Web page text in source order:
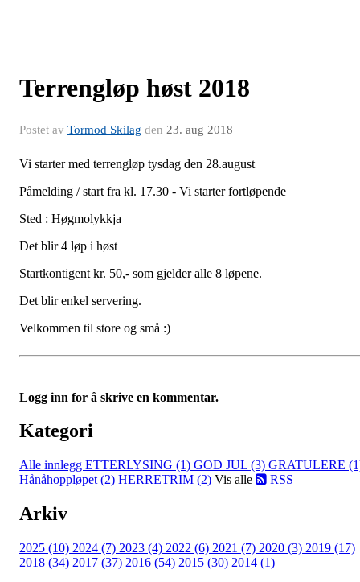
Terrengløp høst 2018
Postet av Tormod Skilag den 23. aug 2018
Vi starter med terrengløp tysdag den 28.august
Påmelding / start fra kl. 17.30 - Vi starter fortløpende
Sted : Høgmolykkja
Det blir 4 løp i høst
Startkontigent kr. 50,- som gjelder alle 8 løpene.
Det blir enkel servering.
Velkommen til store og små :)
Logg inn for å skrive en kommentar.
Kategori
Alle innlegg ETTERLYSING (1) GOD JUL (3) GRATULERE
Hånåhoppløpet (2) HERRETRIM (2) Vis alle RSS
Arkiv
2025 (10) 2024 (7) 2023 (4) 2022 (6) 2021 (7) 2020 (3) 2019 (17)
2018 (34) 2017 (37) 2016 (54) 2015 (30) 2014 (1)